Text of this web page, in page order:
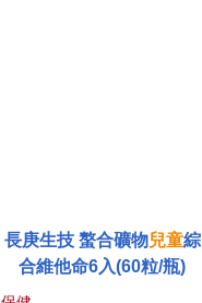
長庚生技 螯合礦物兒童綜
合維他命6入(60粒/瓶)